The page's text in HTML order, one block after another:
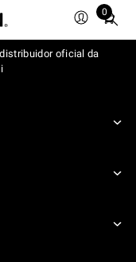
0
Total
items
in
oficial da